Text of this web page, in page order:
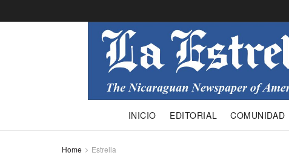
INICIO EDITORIAL COMUNIDAD
Home Estrella